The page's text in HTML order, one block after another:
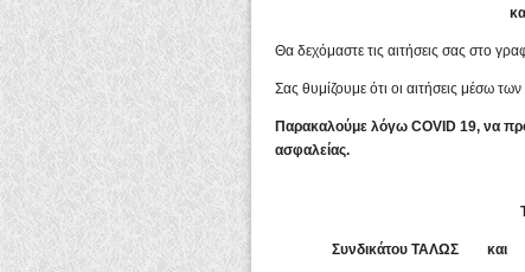
Θα δεχόμαστε τις αιτήσεις σας στο
Σας θυμίζουμε ότι οι αιτήσεις μέσω
Παρακαλούμε λόγω COVID 19, να
ασφαλείας.
Συνδικάτου ΤΑΛΩΣ και